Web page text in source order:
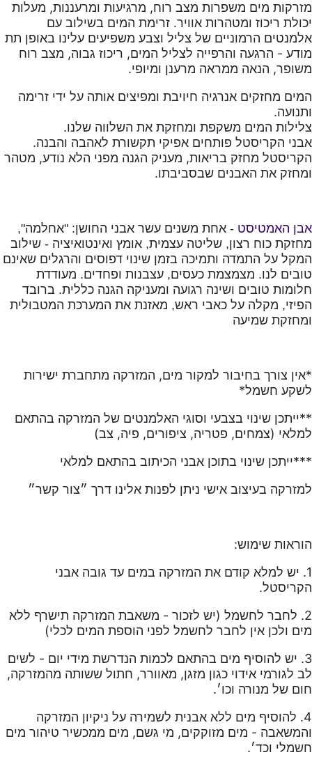
מזרקות מים משפרות מצב רוח, מרגיעות ומרעננות, מעלות
יכולת ריכוז ומטהרות אוויר. זרימת המים בשילוב עם
אלמנטים הרמוניים של צליל וצבע משפיעים עלינו באופן תת
מודע - הרגעה והרפייה לצליל המים, ריכוז גבוה, מצב רוח
משופר, הנאה ממראה מרענן ומיופי.
המים מחזקים אנרגיה חיויבת ומפיצים אותה על ידי זרימה
ותנועה.
צלילות המים משקפת ומחזקת את השלווה שלנו.
אבני הקריסטל פותחים אפיקי תקשורת לאהבה והבנה.
הקריסטל מחזק בריאות, מעניק הגנה מפני הלא נודע, מטהר
ומחזק את האבנים שבסביבתו.
אבן האמטיסט - אחת משנים עשר אבני החושן: "אחלמה",
מחזקת כוח רצון, שליטה עצמית, אומץ ואינטואיציה - שילוב
המקל על התמדה ותמיכה בזמן שינוי דפוסים והרגלים שאינם
טובים לנו. מצמצמת כעסים, עצבנות ופחדים. מעודדת
חלומות טובים ושינה רגועה ומעניקה הגנה כללית. ברובד
הפיזי, מקלה על כאבי ראש, מאזנת את המערכת המטבולית
ומחזקת שמיעה
*אין צורך בחיבור למקור מים, המזרקה מתחברת ישירות
לשקע חשמל*
**ייתכן שינוי בצבעי וסוגי האלמנטים של המזרקה בהתאם
למלאי (צמחים, פטריה, ציפורים, פיה, צב)
***ייתכן שינוי בתוכן אבני הכיתוב בהתאם למלאי
למזרקה בעיצוב אישי ניתן לפנות אלינו דרך ״צור קשר״
הוראות שימוש:
1. יש למלא קודם את המזרקה במים עד גובה אבני
הקריסטל.
2. לחבר לחשמל (יש לזכור - משאבת המזרקה תישרף ללא
מים ולכן אין לחבר לחשמל לפני הוספת המים לכלי)
3. יש להוסיף מים בהתאם לכמות הנדרשת מידי יום - לשים
לב לגורמי אידוי כגון מזגן, מאוורר, חתול ששותה מהמזרקה,
חום של מנורה וכו׳.
4. להוסיף מים ללא אבנית לשמירה על ניקיון המזרקה
והמשאבה - מים מזוקקים, מי גשם, מים ממכשיר טיהור מים
חשמלי וכד׳.